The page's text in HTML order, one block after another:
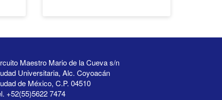
Maestro Mario de la Cueva s/n
Universitaria, Alc. Coyoacán
de México, C.P. 04510
+52(55)5622 7474